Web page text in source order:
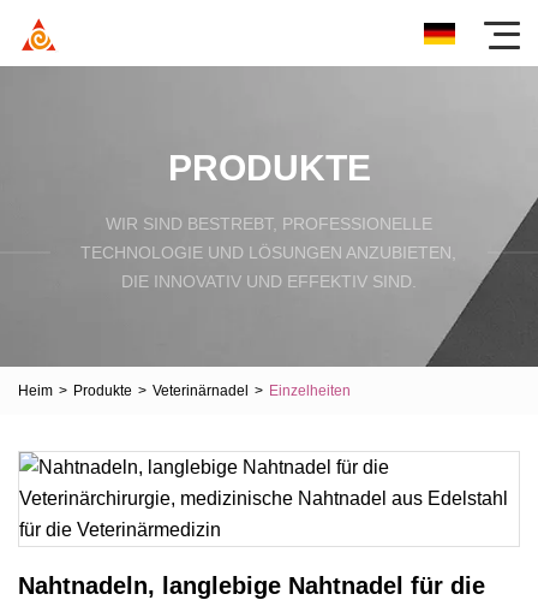
PRODUKTE
WIR SIND BESTREBT, PROFESSIONELLE
TECHNOLOGIE UND LÖSUNGEN ANZUBIETEN,
DIE INNOVATIV UND EFFEKTIV SIND.
Heim > Produkte > Veterinärnadel > Einzelheiten
Nahtnadeln, langlebige Nahtnadel für die